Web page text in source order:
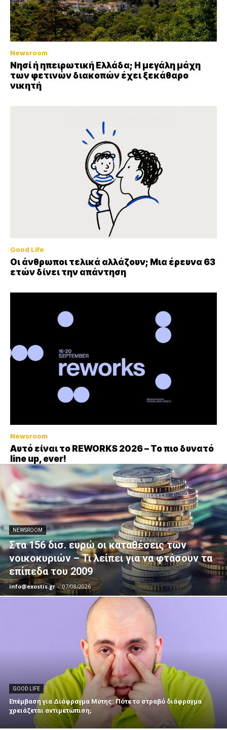
Newsroom
Νησί ή ηπειρωτική Ελλάδα; Η μεγάλη μάχη
των φετινών διακοπών έχει ξεκάθαρο
νικητή
Good Life
Οι άνθρωποι τελικά αλλάζουν; Μια έρευνα 63
ετών δίνει την απάντηση
Newsroom
Αυτό είναι το REWORKS 2026 – Το πιο δυνατό
line up, ever!
NEWSROOM
Στα 156 δισ. ευρώ οι καταθέσεις των
νοικοκυριών – Τι λείπει για να φτάσουν τα
επίπεδα του 2009
info@exostis.gr - 07/08/2026
GOOD LIFE
Επέμβαση για Διάφραγμα Μύτης: Πότε το στραβό διάφραγμα
χρειάζεται αντιμετώπιση;